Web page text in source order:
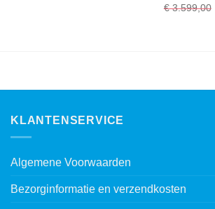
€3.599,00
KLANTENSERVICE
Algemene Voorwaarden
Bezorginformatie en verzendkosten